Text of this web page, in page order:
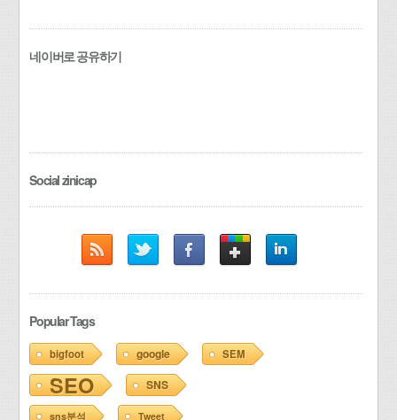
네이버로 공유하기
Social zinicap
Popular Tags
bigfoot google SEM
SEO SNS
sns분석 Tweet